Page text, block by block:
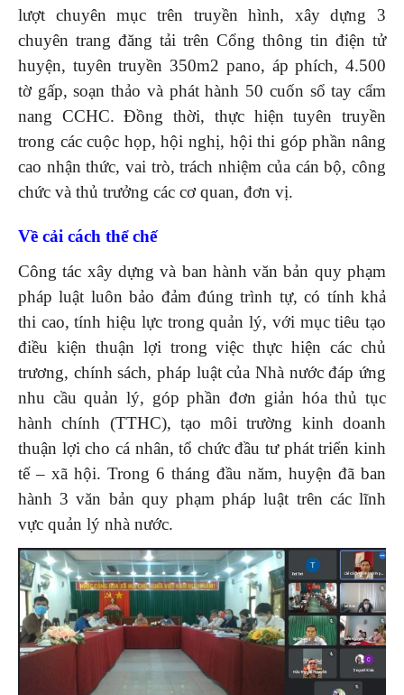
lượt chuyên mục trên truyền hình, xây dựng 3
chuyên trang đăng tải trên Cổng thông tin điện tử
huyện, tuyên truyền 350m2 pano, áp phích, 4.500
tờ gấp, soạn thảo và phát hành 50 cuốn sổ tay cẩm
nang CCHC. Đồng thời, thực hiện tuyên truyền
trong các cuộc họp, hội nghị, hội thi góp phần nâng
cao nhận thức, vai trò, trách nhiệm của cán bộ, công
chức và thủ trưởng các cơ quan, đơn vị.
Về cải cách thể chế
Công tác xây dựng và ban hành văn bản quy phạm
pháp luật luôn bảo đảm đúng trình tự, có tính khả
thi cao, tính hiệu lực trong quản lý, với mục tiêu tạo
điều kiện thuận lợi trong việc thực hiện các chủ
trương, chính sách, pháp luật của Nhà nước đáp ứng
nhu cầu quản lý, góp phần đơn giản hóa thủ tục
hành chính (TTHC), tạo môi trường kinh doanh
thuận lợi cho cá nhân, tổ chức đầu tư phát triển kinh
tế – xã hội. Trong 6 tháng đầu năm, huyện đã ban
hành 3 văn bản quy phạm pháp luật trên các lĩnh
vực quản lý nhà nước.